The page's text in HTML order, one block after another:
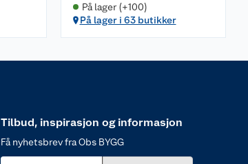
På lager (+100)
På lager i 63 butikker
Tilbud, inspirasjon og informasjon
Få nyhetsbrev fra Obs BYGG